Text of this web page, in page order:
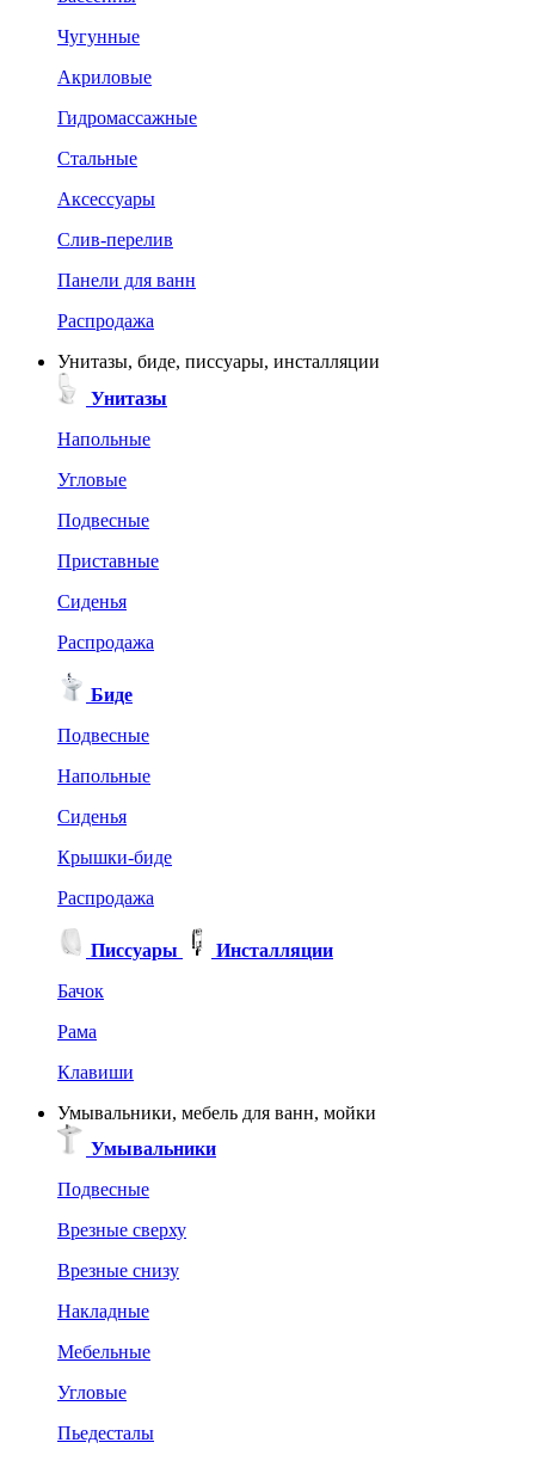
Чугунные
Акриловые
Гидромассажные
Стальные
Аксессуары
Слив-перелив
Панели для ванн
Распродажа
Унитазы, биде, писсуары, инсталляции
Унитазы
Напольные
Угловые
Подвесные
Приставные
Сиденья
Распродажа
Биде
Подвесные
Напольные
Сиденья
Крышки-биде
Распродажа
Писсуары
Инсталляции
Бачок
Рама
Клавиши
Умывальники, мебель для ванн, мойки
Умывальники
Подвесные
Врезные сверху
Врезные снизу
Накладные
Мебельные
Угловые
Пьедесталы